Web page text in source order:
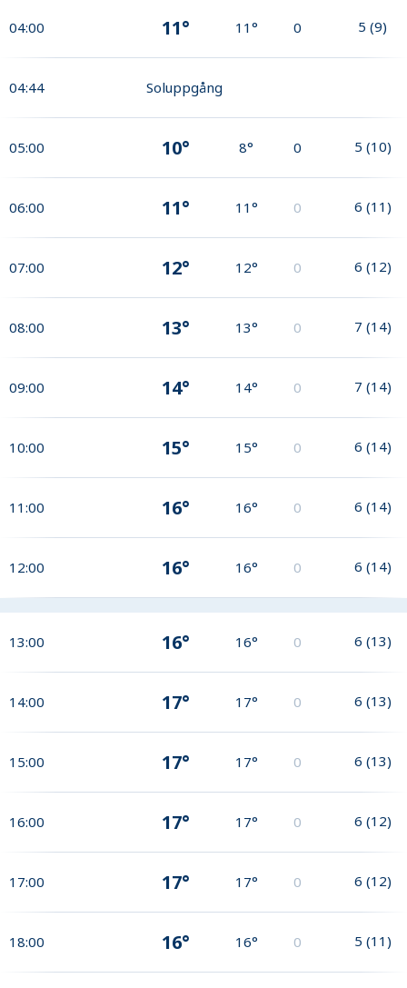
04:00 11° 11° 0 5 (9)
04:44 Soluppgång
05:00 10° 8° 0 5 (10)
06:00 11° 11° 0 6 (11)
07:00 12° 12° 0 6 (12)
08:00 13° 13° 0 7 (14)
09:00 14° 14° 0 7 (14)
10:00 15° 15° 0 6 (14)
11:00 16° 16° 0 6 (14)
12:00 16° 16° 0 6 (14)
13:00 16° 16° 0 6 (13)
14:00 17° 17° 0 6 (13)
15:00 17° 17° 0 6 (13)
16:00 17° 17° 0 6 (12)
17:00 17° 17° 0 6 (12)
18:00 16° 16° 0 5 (11)